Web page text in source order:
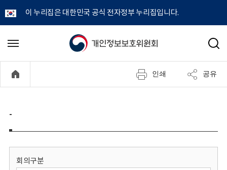
이 누리집은 대한민국 공식 전자정부 누리집입니다.
개
정
보
메
기
검
인쇄 공유
-
회의구분